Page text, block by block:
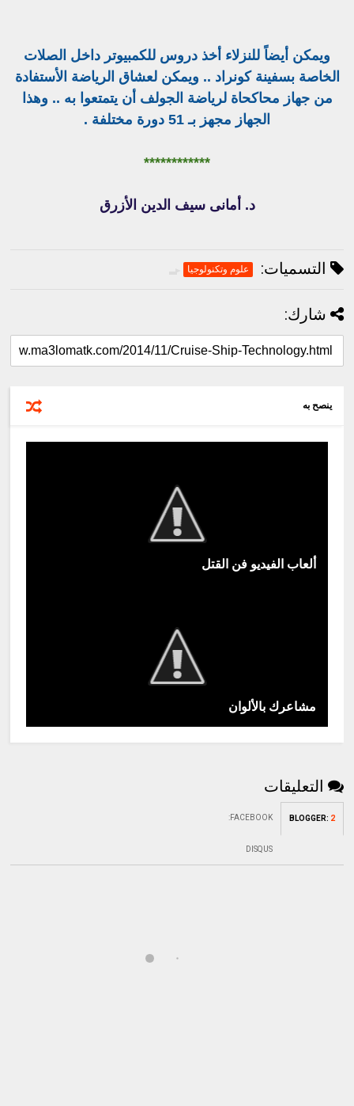
ويمكن أيضاً للنزلاء أخذ دروس للكمبيوتر داخل الصلات
الخاصة بسفينة كونراد .. ويمكن لعشاق الرياضة الأستفادة
من جهاز محاكحاة لرياضة الجولف أن يتمتعوا به .. وهذا
الجهاز مجهز بـ 51 دورة مختلفة .
************
د. أمانى سيف الدين الأزرق
التسميات: علوم وتكنولوجيا
شارك:
ينصح به
ألعاب الفيديو فن القتل
مشاعرك بالألوان
التعليقات
BLOGGER: 2
FACEBOOK
:
DISQUS